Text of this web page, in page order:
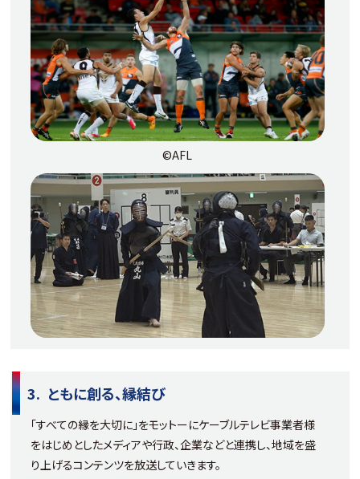
©AFL
ともに創る、縁結び
「すべての縁を大切に」をモットーに​ケーブルテレビ事業者様
をはじめとしたメディアや行政、​企業などと連携し、地域を盛
り上げる​コンテンツを放送していきます。